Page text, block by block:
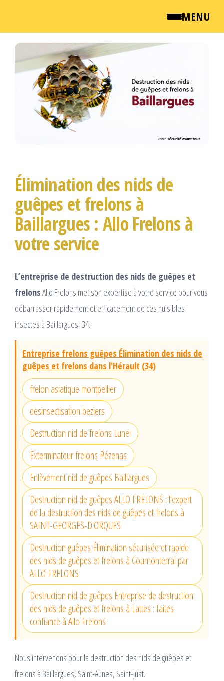
MENU
QUI SOMMES NOUS ?
NEWSROOM
TARIFS
Passer
contenu
Élimination des nids de
guêpes et frelons à
Baillargues : Allo Frelons à
votre service
L’entreprise de destruction des nids de guêpes et
frelonsAllo Frelons met son expertise à votre service pour vous
débarrasser rapidement et efficacement de ces nuisibles
insectes à Baillargues, 34.
Entreprise frelons guêpes Élimination des nids de
guêpes et frelons dans l'Hérault (34)
frelon asiatique montpellier
desinsectisation beziers
Destruction nid de frelons Lunel
Exterminateur frelons Pézenas
Enlèvement nid de guêpes Baillargues
Destruction nid de guêpes ALLO FRELONS : l'expert
de la destruction des nids de guêpes et frelons à
SAINT-GEORGES-D'ORQUES
Destruction guêpes Élimination sécurisée et rapide
des nids de guêpes et frelons à Cournonterral par
ALLO FRELONS
Destruction nid de guêpes Entreprise de destruction
des nids de guêpes et frelons à Lattes : faites
confiance à Allo Frelons
Nous intervenons pour la destruction des nids de guêpes et
frelons à Baillargues, Saint-Aunes, Saint-Just.